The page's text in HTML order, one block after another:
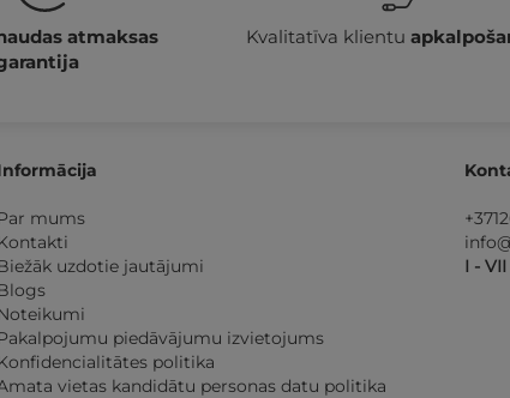
atmaksas
Kvalitatīva klientu
mums
uzdotie jautājumi
piedāvājumu izvietojums
politika
vietas kandidātu personas datu politika
I - VII